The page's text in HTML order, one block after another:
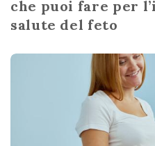
che puoi fare per
salute del feto